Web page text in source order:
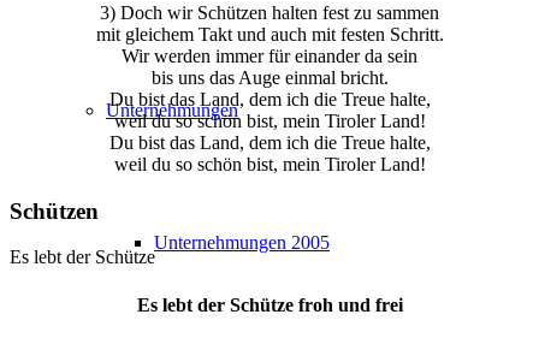
Unternehmungen
Unternehmungen 2005
3) Doch wir Schützen halten fest zu sammen
mit gleichem Takt und auch mit festen Schritt.
Wir werden immer für einander da sein
bis uns das Auge einmal bricht.
Du bist das Land, dem ich die Treue halte,
weil du so schön bist, mein Tiroler Land!
Du bist das Land, dem ich die Treue halte,
weil du so schön bist, mein Tiroler Land!
Schützen
Es lebt der Schütze
Es lebt der Schütze froh und frei